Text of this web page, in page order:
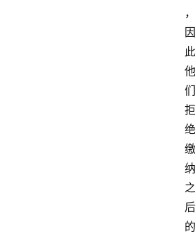
，
因
此
他
们
拒
绝
缴
纳
之
后
的